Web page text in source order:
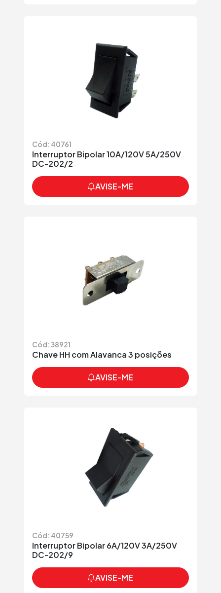
Cód: 40761
Interruptor Bipolar 10A/120V 5A/250V
DC-202/2
AVISE-ME
Cód: 38921
Chave HH com Alavanca 3 posições
AVISE-ME
Cód: 40759
Interruptor Bipolar 6A/120V 3A/250V
DC-202/9
AVISE-ME